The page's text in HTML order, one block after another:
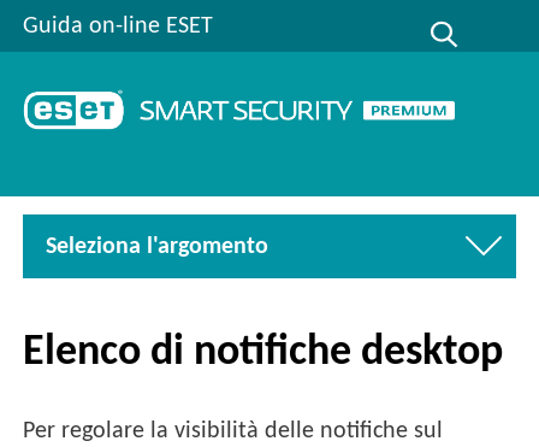
Guida on-line ESET
Seleziona l'argomento
Elenco di notifiche desktop
Per regolare la visibilità delle notifiche sul